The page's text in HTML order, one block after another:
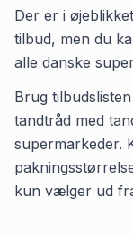
Der er i
tilbud, men du
alle danske
Brug
tandtråd med
supermarkeder.
kun vælger ud